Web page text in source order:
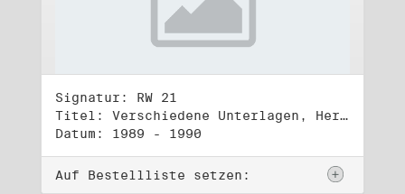
Signatur: RW 21
Titel: Verschiedene Unterlagen, Herbst 1989 bis Herbst 1990
Datum: 1989 - 1990
Auf Bestellliste setzen: